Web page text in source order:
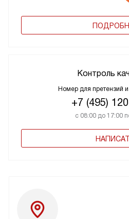
Контроль
Номер для претензий
+7 (495)
с 08:00 до 17:00